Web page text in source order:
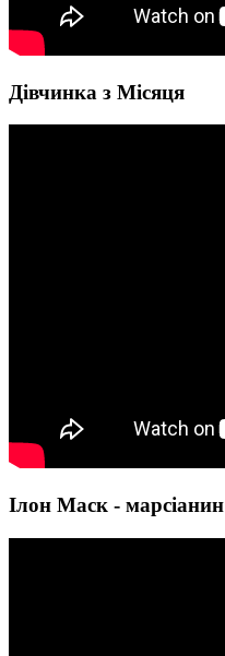
Дівчинка з Місяця
Ілон Маск - марсіанин